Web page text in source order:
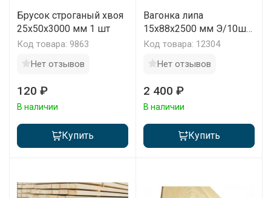
Брусок строганый хвоя
25x50x3000 мм 1 шт
Код товара: 9863
Нет отзывов
120 ₽
В наличии
Купить
Вагонка липа
15х88х2500 мм Э/10шт
упаковка
Код товара: 12304
Нет отзывов
2 400 ₽
В наличии
Купить